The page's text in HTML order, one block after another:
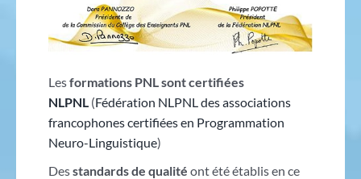
Lesformations PNL sont certifiées
NLPNL(Fédération NLPNL des associations
francophones certifiées en Programmation
Neuro-Linguistique)
Desstandards de qualité ont été établis en ce